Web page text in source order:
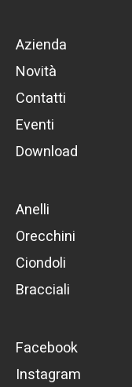
Azienda
Novità
Contatti
Eventi
Download
Anelli
Orecchini
Ciondoli
Bracciali
Facebook
Instagram